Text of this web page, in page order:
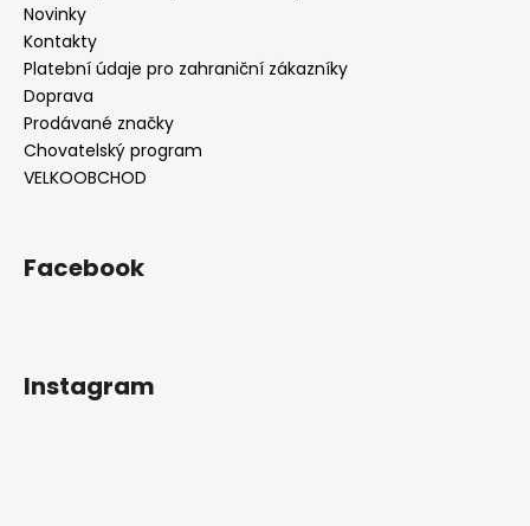
Novinky
Kontakty
Platební údaje pro zahraniční zákazníky
Doprava
Prodávané značky
Chovatelský program
VELKOOBCHOD
Facebook
Instagram